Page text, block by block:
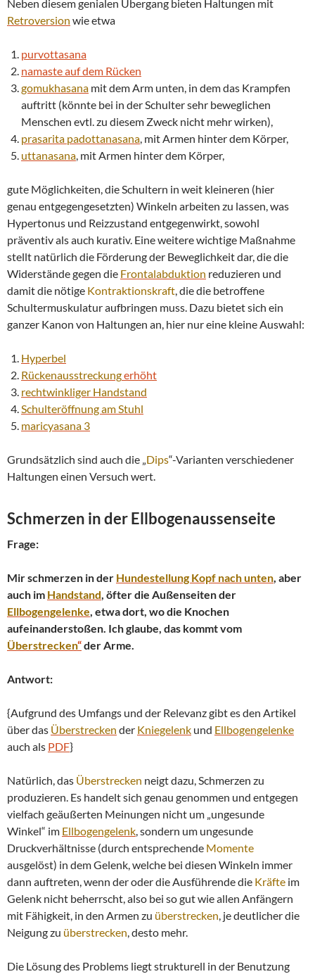
Neben diesem genialen Übergang bieten Haltungen mit
Retroversion wie etwa
purvottasana
namaste auf dem Rücken
gomukhasana mit dem Arm unten, in dem das Krampfen
auftritt (könnte bei in der Schulter sehr beweglichen
Menschen evtl. zu diesem Zweck nicht mehr wirken),
prasarita padottanasana, mit Armen hinter dem Körper,
uttanasana, mit Armen hinter dem Körper,
gute Möglichkeiten, die Schultern in weit kleineren (hier
genau entgegengesetzten) Winkeln arbeiten zu lassen, was
Hypertonus und Reizzustand entgegenwirkt, sowohl
präventiv als auch kurativ. Eine weitere wichtige Maßnahme
stellt natürlich die Förderung der Beweglichkeit dar, die die
Widerstände gegen die Frontalabduktion reduzieren und
damit die nötige Kontraktionskraft, die die betroffene
Schultermuskulatur aufbringen muss. Dazu bietet sich ein
ganzer Kanon von Haltungen an, hier nur eine kleine Auswahl:
Hyperbel
Rückenausstreckungerhöht
rechtwinkliger Handstand
Schulteröffnung am Stuhl
maricyasana 3
Grundsätzlich sind auch die „Dips“-Varianten verschiedener
Haltungen einen Versuch wert.
Schmerzen in der Ellbogenaussenseite
Frage:
Mir schmerzen in der Hundestellung Kopf nach unten, aber
auch im Handstand, öfter die Außenseiten der
Ellbogengelenke, etwa dort, wo die Knochen
aufeinanderstoßen. Ich glaube, das kommt vom
Überstrecken“der Arme.
Antwort:
{Aufgrund des Umfangs und der Relevanz gibt es den Artikel
über das Überstrecken der Kniegelenk und Ellbogengelenke
auch als PDF}
Natürlich, das Überstrecken neigt dazu, Schmerzen zu
produzieren. Es handelt sich genau genommen und entgegen
vielfach geäußerten Meinungen nicht um „ungesunde
Winkel“ im Ellbogengelenk, sondern um ungesunde
Druckverhältnisse (durch entsprechende Momente
ausgelöst) in dem Gelenk, welche bei diesen Winkeln immer
dann auftreten, wenn der oder die Ausführende die Kräfte im
Gelenk nicht beherrscht, also bei so gut wie allen Anfängern
mit Fähigkeit, in den Armen zu überstrecken, je deutlicher die
Neigung zu überstrecken, desto mehr.
Die Lösung des Problems liegt strukturell in der Benutzung